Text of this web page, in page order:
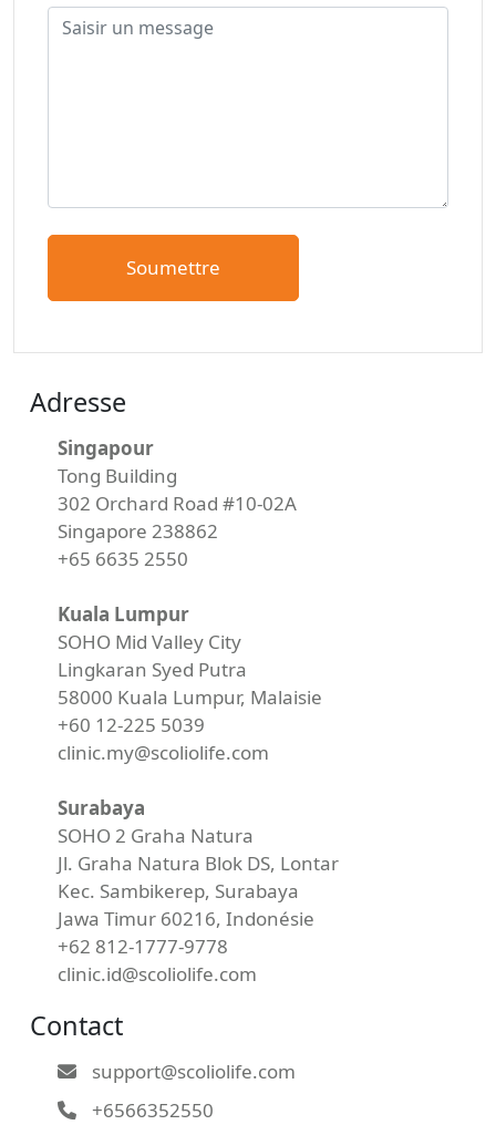
Adresse
Singapour
Tong Building
302 Orchard Road #10-02A
Singapore 238862
+65 6635 2550
Kuala Lumpur
SOHO Mid Valley City
Lingkaran Syed Putra
58000 Kuala Lumpur, Malaisie
+60 12-225 5039
clinic.my@scoliolife.com
Surabaya
SOHO 2 Graha Natura
Jl. Graha Natura Blok DS, Lontar
Kec. Sambikerep, Surabaya
Jawa Timur 60216, Indonésie
+62 812-1777-9778
clinic.id@scoliolife.com
Contact
support@scoliolife.com
+6566352550